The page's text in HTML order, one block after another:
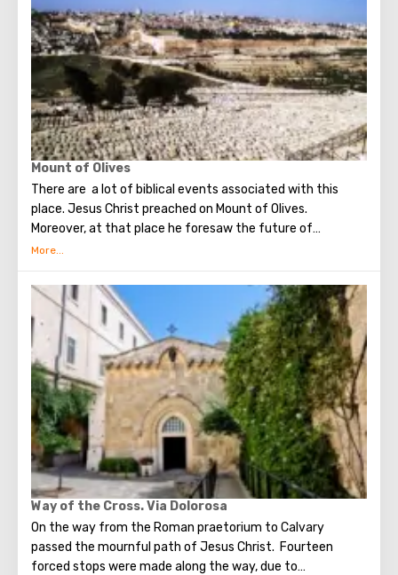
Mount of Olives
There are a lot of biblical events associated with this
place. Jesus Christ preached on Mount of Olives.
Moreover, at that place he foresaw the future of
Jerusalem and the destruction of the Temple, prayed in
betrayal of one of his apostles - Judah. Also, in ancient
times, the prophet Zechariah made a prediction about the
end of the world. According to that predicition, Mount of
Olives will split into two parts, and then the resurrection
of the dead will begin. On the western slope of the
mountain is a Jewish cemetery, where the son of King
David Absalom was once buried, and now prominent
statesmen of Israel are buried there.
Way of the Cross. Via Dolorosa
On the way from the Roman praetorium to Calvary
passed the mournful path of Jesus Christ. Fourteen
forced stops were made along the way, due to